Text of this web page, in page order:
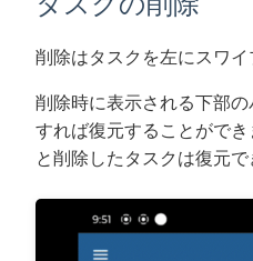
削除はタスクを左にスワイ
削除時に表示される下部の
すれば復元することがで
と削除したタスクは復元で